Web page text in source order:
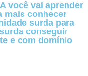
você vai aprender
mais conhecer
surda para
conseguir
e com domínio